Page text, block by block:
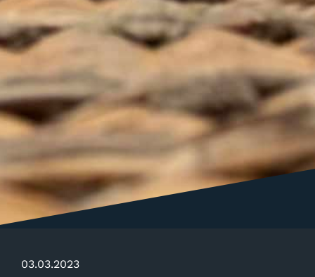
03.03.2023